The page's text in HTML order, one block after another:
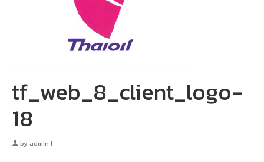
tf_web_8_client_logo-
18
by admin |